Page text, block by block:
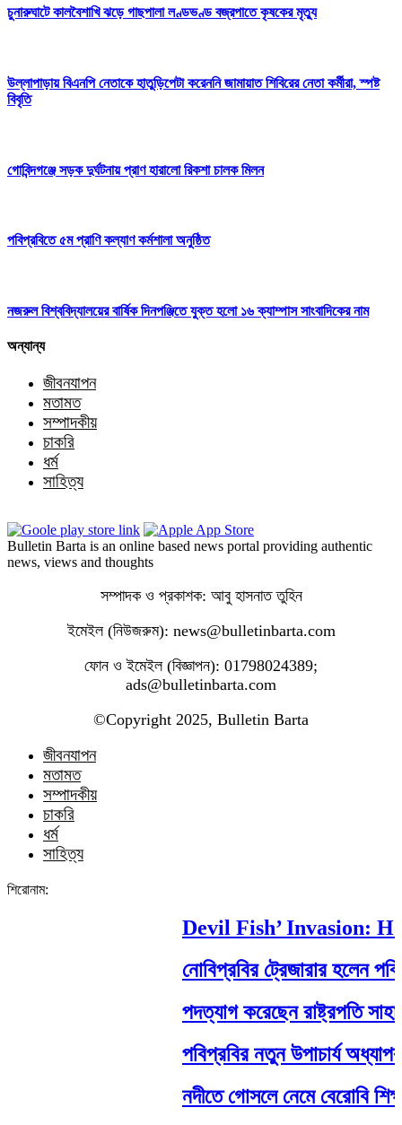
চুনারুঘাটে কালবৈশাখি ঝড়ে গাছপালা লণ্ডভণ্ড বজ্রপাতে কৃষকের মৃত্যু
উল্লাপাড়ায় বিএনপি নেতাকে হাতুড়িপেটা করেননি জামায়াত শিবিরের নেতা কর্মীরা, স্পষ্ট
বিবৃতি
গোবিন্দগঞ্জে সড়ক দুর্ঘটনায় প্রাণ হারালো রিকশা চালক মিলন
পবিপ্রবিতে ৫ম প্রাণি কল্যাণ কর্মশালা অনুষ্ঠিত
নজরুল বিশ্ববিদ্যালয়ের বার্ষিক দিনপঞ্জিতে যুক্ত হলো ১৬ ক্যাম্পাস সাংবাদিকের নাম
অন্যান্য
জীবনযাপন
মতামত
সম্পাদকীয়
চাকরি
ধর্ম
সাহিত্য
Bulletin Barta is an online based news portal providing authentic
news, views and thoughts
সম্পাদক ও প্রকাশক: আবু হাসনাত তুহিন
ইমেইল (নিউজরুম): news@bulletinbarta.com
ফোন ও ইমেইল (বিজ্ঞাপন): 01798024389;
ads@bulletinbarta.com
©️Copyright 2025, Bulletin Barta
জীবনযাপন
মতামত
সম্পাদকীয়
চাকরি
ধর্ম
সাহিত্য
শিরোনাম:
Devil Fish’ Invasion:
নোবিপ্রবির ট্রেজারার হলেন
পদত্যাগ করেছেন রাষ্ট্রপতি সাহাবুদ্দিন
পবিপ্রবির নতুন উপাচার্য অধ্যাপক
নদীতে গোসলে নেমে বেরোবি